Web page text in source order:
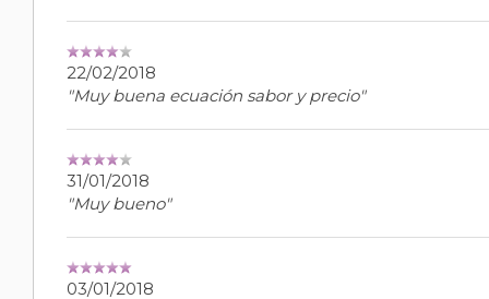
22/02/2018
"Muy buena ecuación sabor y precio"
31/01/2018
"Muy bueno"
03/01/2018